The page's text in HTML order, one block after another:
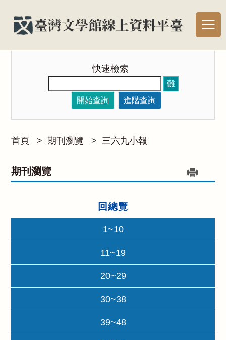
快速檢索
難
開始查詢
進階查詢
首頁 > 期刊瀏覽 > 三六九小報
期刊瀏覽
回總覽
1~10
11~19
20~29
30~38
39~48